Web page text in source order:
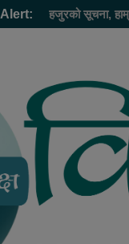
Alert: हजुरको सूचना,